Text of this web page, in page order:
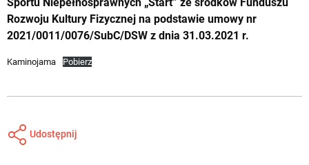
Rozwoju Kultury Fizycznej na podstawie umowy nr
2021/0011/0076/SubC/DSW z dnia 31.03.2021 r.
Kaminojama Pobierz
Udostępnij